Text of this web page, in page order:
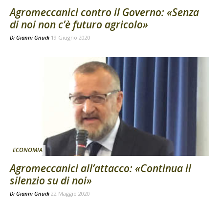
Agromeccanici contro il Governo: «Senza
di noi non c’è futuro agricolo»
Di Gianni Gnudi 19 Giugno 2020
ECONOMIA
Agromeccanici all’attacco: «Continua il
silenzio su di noi»
Di Gianni Gnudi 22 Maggio 2020